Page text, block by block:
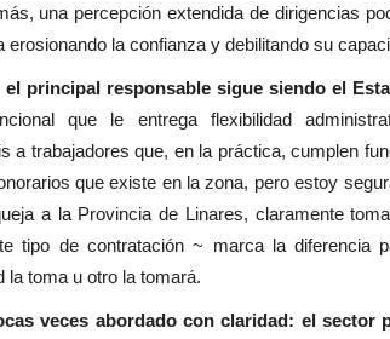
una percepción extendida de dirigencias
erosionando la confianza y debilitando su
principal responsable sigue siendo el
que le entrega flexibilidad
a trabajadores que, en la práctica, cumplen
que existe en la zona, pero estoy
a la Provincia de Linares, claramente
tipo de contratación ~ marca la diferencia
la toma u otro la tomará.
veces abordado con claridad: el sector